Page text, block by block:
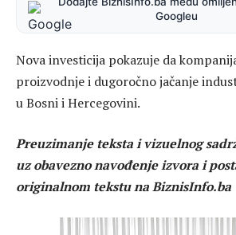
Googleu
Nova investicija pokazuje da
proizvodnje i dugoročno jačanje
u Bosni i Hercegovini.
Preuzimanje teksta i vizuelnog
uz obavezno navođenje izvora i
originalnom tekstu na BiznisInfo.ba